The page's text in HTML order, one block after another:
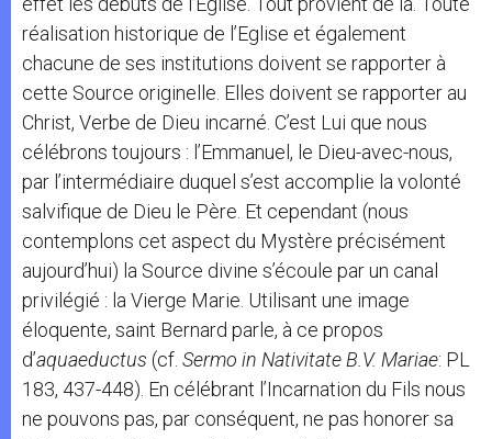
réalisation historique de l’Eglise et également
chacune de ses institutions doivent se rapporter à
cette Source originelle. Elles doivent se rapporter au
Christ, Verbe de Dieu incarné. C’est Lui que nous
célébrons toujours : l’Emmanuel, le Dieu-avec-nous,
par l’intermédiaire duquel s’est accomplie la volonté
salvifique de Dieu le Père. Et cependant (nous
contemplons cet aspect du Mystère précisément
aujourd’hui) la Source divine s’écoule par un canal
privilégié : la Vierge Marie. Utilisant une image
éloquente, saint Bernard parle, à ce propos
d’aquaeductus (cf. Sermo in Nativitate B.V. Mariae: PL
183, 437-448). En célébrant l’Incarnation du Fils nous
ne pouvons pas, par conséquent, ne pas honorer sa